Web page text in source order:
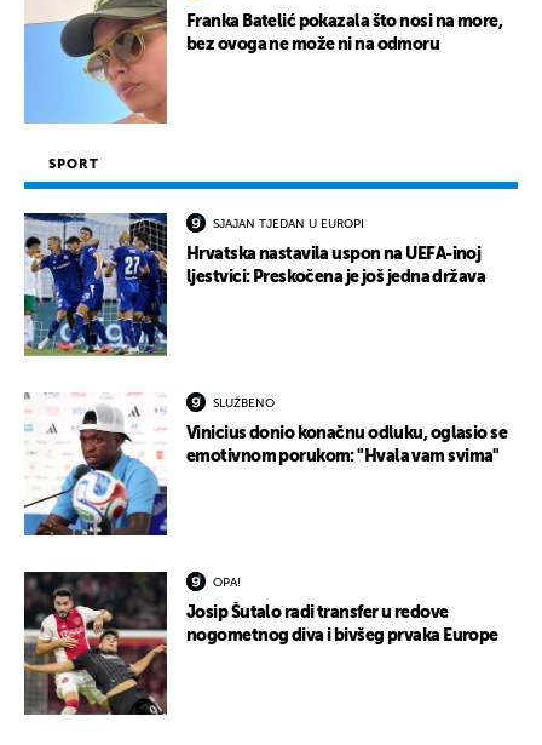
Franka Batelić pokazala što nosi na more,
bez ovoga ne može ni na odmoru
SPORT
SJAJAN TJEDAN U EUROPI
Hrvatska nastavila uspon na UEFA-inoj
ljestvici: Preskočena je još jedna država
SLUŽBENO
Vinicius donio konačnu odluku, oglasio se
emotivnom porukom: "Hvala vam svima"
OPA!
Josip Šutalo radi transfer u redove
nogometnog diva i bivšeg prvaka Europe